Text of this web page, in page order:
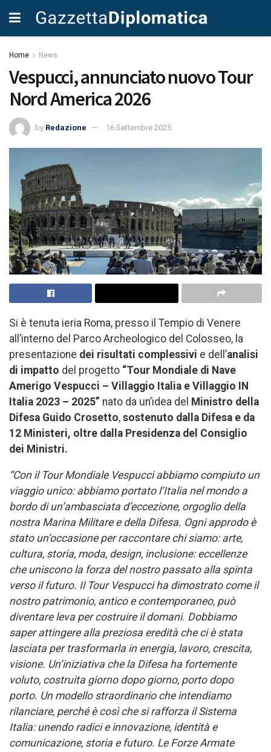
Home News
Vespucci, annunciato nuovo Tour
Nord America 2026
by Redazione 16 Settembre 2025
Si è tenuta ieria Roma, presso il Tempio di Venere
all’interno del Parco Archeologico del Colosseo, la
presentazione dei risultati complessivi e dell’analisi
di impatto del progetto “Tour Mondiale di Nave
Amerigo Vespucci – Villaggio Italia e Villaggio IN
Italia 2023 – 2025” nato da un’idea del Ministro della
Difesa Guido Crosetto, sostenuto dalla Difesa e da
12 Ministeri, oltre dalla Presidenza del Consiglio
dei Ministri.
“Con il Tour Mondiale Vespucci abbiamo compiuto un
viaggio unico: abbiamo portato l’Italia nel mondo a
bordo di un’ambasciata d’eccezione, orgoglio della
nostra Marina Militare e della Difesa. Ogni approdo è
stato un’occasione per raccontare chi siamo: arte,
cultura, storia, moda, design, inclusione: eccellenze
che uniscono la forza del nostro passato alla spinta
verso il futuro. Il Tour Vespucci ha dimostrato come il
nostro patrimonio, antico e contemporaneo, può
diventare leva per costruire il domani. Dobbiamo
saper attingere alla preziosa eredità che ci è stata
lasciata per trasformarla in energia, lavoro, crescita,
visione. Un’iniziativa che la Difesa ha fortemente
voluto, costruita giorno dopo giorno, porto dopo
porto. Un modello straordinario che intendiamo
rilanciare, perché è così che si rafforza il Sistema
Italia: unendo radici e innovazione, identità e
comunicazione, storia e futuro. Le Forze Armate